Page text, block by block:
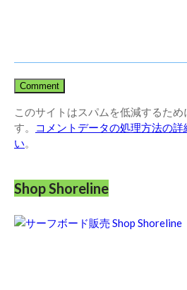
このサイトはスパムを低減するため
す。
コメントデータの処理方法の
い。
Shop Shoreline